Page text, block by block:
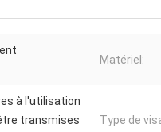
Matériel:
à l'utilisation
transmises
Type de